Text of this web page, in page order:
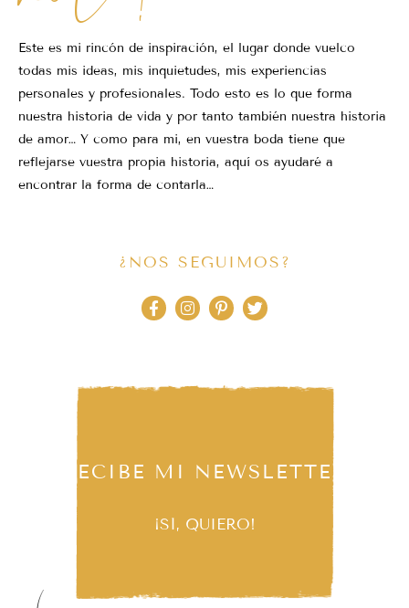
Este es mi rincón de inspiración, el lugar donde vuelco
todas mis ideas, mis inquietudes, mis experiencias
personales y profesionales. Todo esto es lo que forma
nuestra historia de vida y por tanto también nuestra historia
de amor… Y como para mi, en vuestra boda tiene que
reflejarse vuestra propia historia, aquí os ayudaré a
encontrar la forma de contarla…
¿NOS SEGUIMOS?
RECIBE MI NEWSLETTER
¡SÍ, QUIERO!